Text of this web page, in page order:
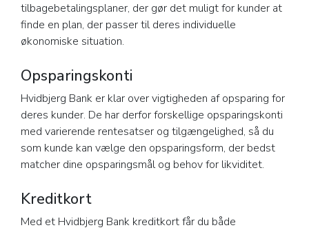
tilbagebetalingsplaner, der gør det muligt for kunder at
finde en plan, der passer til deres individuelle
økonomiske situation.
Opsparingskonti
Hvidbjerg Bank er klar over vigtigheden af opsparing for
deres kunder. De har derfor forskellige opsparingskonti
med varierende rentesatser og tilgængelighed, så du
som kunde kan vælge den opsparingsform, der bedst
matcher dine opsparingsmål og behov for likviditet.
Kreditkort
Med et Hvidbjerg Bank kreditkort får du både